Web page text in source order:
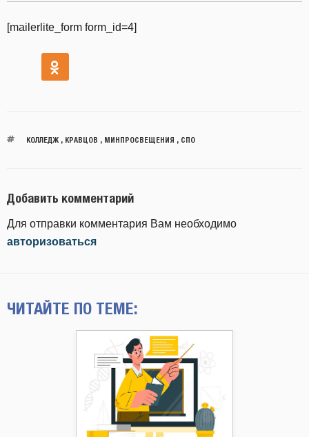
[mailerlite_form form_id=4]
КОЛЛЕДЖ, КРАВЦОВ , МИНПРОСВЕЩЕНИЯ , СПО
Добавить комментарий
Для отправки комментария Вам необходимо
авторизоваться
ЧИТАЙТЕ ПО ТЕМЕ: